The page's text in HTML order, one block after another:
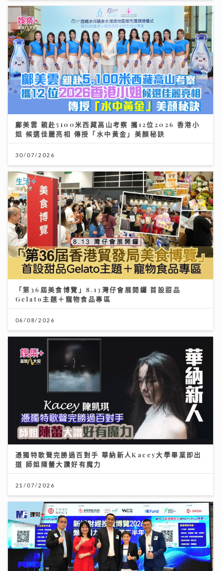
鄺美雲 親赴5100米西藏高山考察 攜12位2026 香港小
姐 候選佳麗亮相 傳授「水中黃金」美顏秘訣
30/07/2026
「第36屆美食博覽」8.13灣仔會展開鑼 首設甜品
Gelato主題＋寵物食品專區
06/08/2026
憑獨特歌聲完勝過百對手 華納新人Kacey大學畢業即出
道 師姐陳蕾大讚好有魔力
21/07/2026